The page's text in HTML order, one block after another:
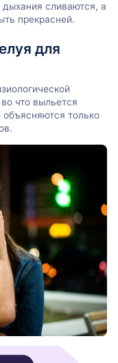
дыхания сливаются, а
прекрасней.
для
что выльется
только